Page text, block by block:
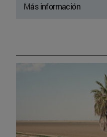
Más información